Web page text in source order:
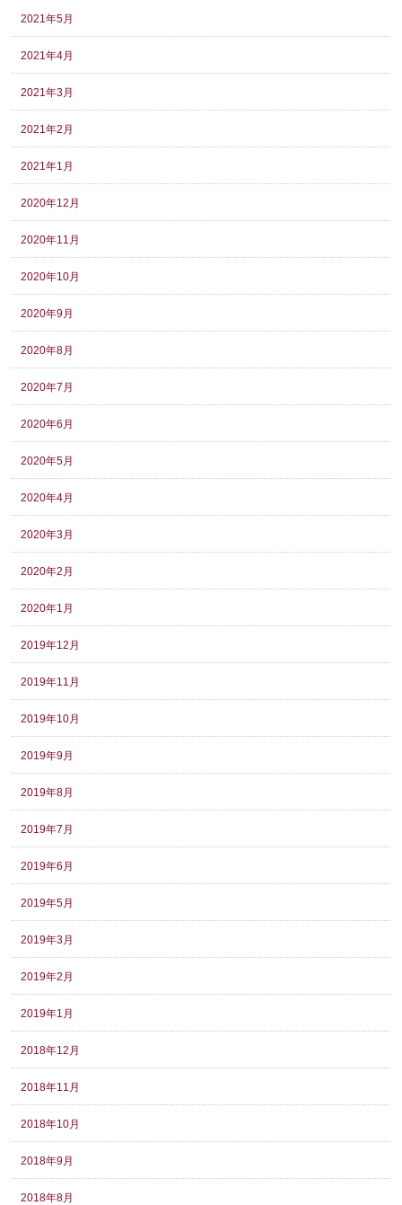
2021年5月
2021年4月
2021年3月
2021年2月
2021年1月
2020年12月
2020年11月
2020年10月
2020年9月
2020年8月
2020年7月
2020年6月
2020年5月
2020年4月
2020年3月
2020年2月
2020年1月
2019年12月
2019年11月
2019年10月
2019年9月
2019年8月
2019年7月
2019年6月
2019年5月
2019年3月
2019年2月
2019年1月
2018年12月
2018年11月
2018年10月
2018年9月
2018年8月